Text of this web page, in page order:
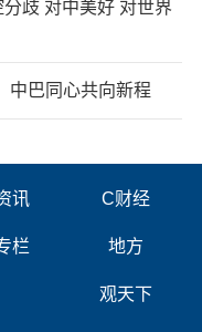
歧 对中美好 对世界
中巴同心共向新程
讯 C财经
栏 地方
观天下